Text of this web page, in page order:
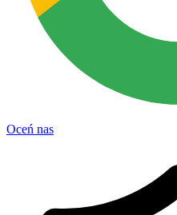
Oceń nas